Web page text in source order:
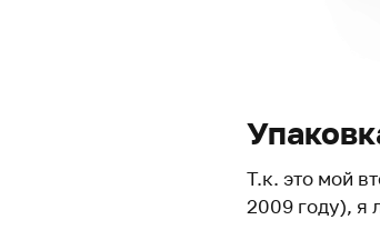
Т.к. это мой
2009 году), я